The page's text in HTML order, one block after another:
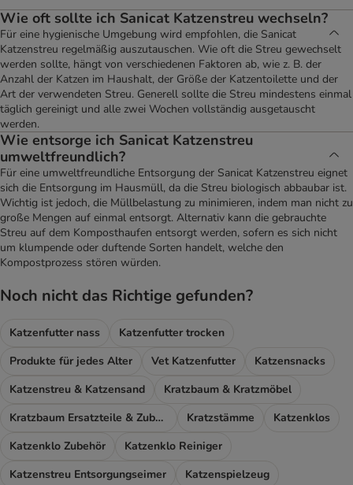
Wie oft sollte ich Sanicat Katzenstreu wechseln?
Für eine hygienische Umgebung wird empfohlen, die Sanicat
Katzenstreu regelmäßig auszutauschen. Wie oft die Streu gewechselt
werden sollte, hängt von verschiedenen Faktoren ab, wie z. B. der
Anzahl der Katzen im Haushalt, der Größe der Katzentoilette und der
Art der verwendeten Streu. Generell sollte die Streu mindestens einmal
täglich gereinigt und alle zwei Wochen vollständig ausgetauscht
werden.
Wie entsorge ich Sanicat Katzenstreu
umweltfreundlich?
Für eine umweltfreundliche Entsorgung der Sanicat Katzenstreu eignet
sich die Entsorgung im Hausmüll, da die Streu biologisch abbaubar ist.
Wichtig ist jedoch, die Müllbelastung zu minimieren, indem man nicht zu
große Mengen auf einmal entsorgt. Alternativ kann die gebrauchte
Streu auf dem Komposthaufen entsorgt werden, sofern es sich nicht
um klumpende oder duftende Sorten handelt, welche den
Kompostprozess stören würden.
Noch nicht das Richtige gefunden?
Katzenfutter nass
Katzenfutter trocken
Produkte für jedes Alter
Vet Katzenfutter
Katzensnacks
Katzenstreu & Katzensand
Kratzbaum & Kratzmöbel
Kratzbaum Ersatzteile & Zubehör
Kratzstämme
Katzenklos
Katzenklo Zubehör
Katzenklo Reiniger
Katzenstreu Entsorgungseimer
Katzenspielzeug